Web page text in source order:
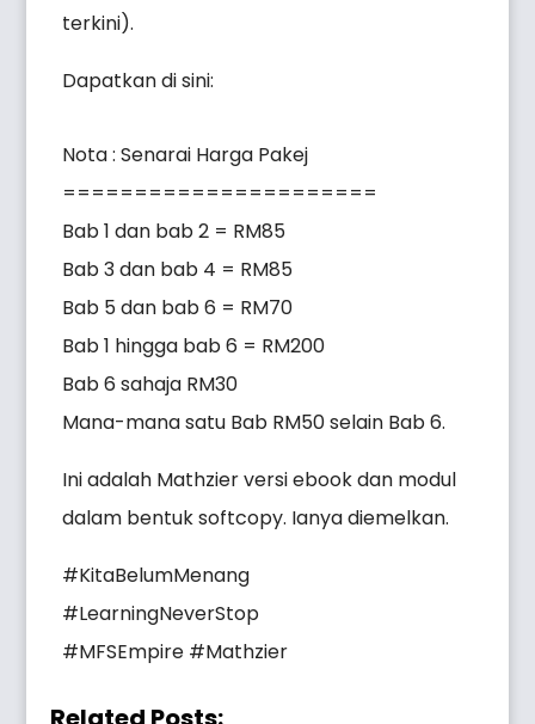
terkini).
Dapatkan di sini:
Nota : Senarai Harga Pakej
======================
Bab 1 dan bab 2 = RM85
Bab 3 dan bab 4 = RM85
Bab 5 dan bab 6 = RM70
Bab 1 hingga bab 6 = RM200
Bab 6 sahaja RM30
Mana-mana satu Bab RM50 selain Bab 6.
Ini adalah Mathzier versi ebook dan modul
dalam bentuk softcopy. Ianya diemelkan.
#KitaBelumMenang
#LearningNeverStop
#MFSEmpire #Mathzier